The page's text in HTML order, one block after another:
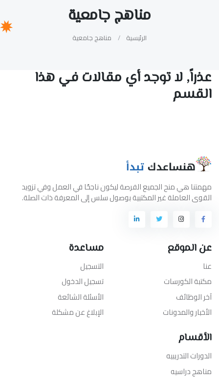
مناهج جامعية
الرئيسية مناهج جامعية
عذراً, لا توجد أي مقالات في هذا
القسم
مهمتنا هي منح الجميع الفرصة ليكون ناجحًا في العمل وفي تزويد
القوى العاملة غير المكتبية بوصول سلس إلى المعرفة ذات الصلة.
عن الموقع
عنا
مكتبة الكورسات
آخر الوظائف
الأخبار والمدونات
مساعدة
التسجيل
تسجيل الدخول
الأسئلة الشائعة
الإبلاغ عن مشكلة
الأقسام
الدورات التدريبيه
مناهج دراسيه